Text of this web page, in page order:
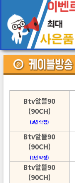
Btv알뜰90
(90CH)
(3년 약정)
Btv알뜰90
(90CH)
(1년 약정)
Btv알뜰90
(90CH)